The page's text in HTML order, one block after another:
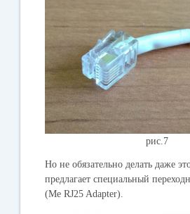
рис.7
Но не обязательно делать даже
предлагает специальный
(Me RJ25 Adapter).